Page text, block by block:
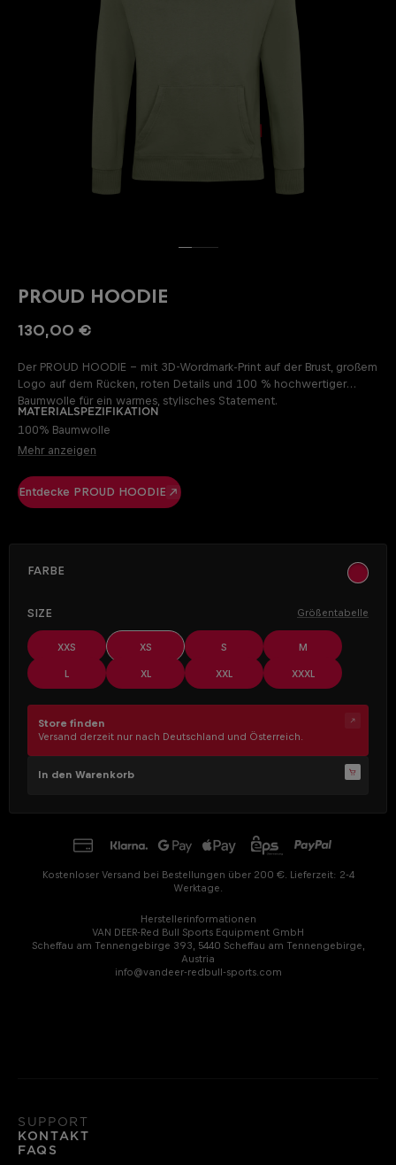
PROUD HOODIE
130,00 €
Der PROUD HOODIE – mit 3D-Wordmark-Print auf der Brust, großem
Logo auf dem Rücken, roten Details und 100 % hochwertiger
Baumwolle für ein warmes, stylisches Statement.
Materialspezifikation
100% Baumwolle
Mehr anzeigen
Entdecke PROUD HOODIE
Farbe khaki
Size Größentabelle
XXS XS S M
L XL XXL XXXL
Store finden
Versand derzeit nur nach Deutschland und Österreich.
In den Warenkorb
Kostenloser Versand bei Bestellungen über 200 €. Lieferzeit: 2-4
Werktage.
Herstellerinformationen
VAN DEER-Red Bull Sports Equipment GmbH
Scheffau am Tennengebirge 393, 5440 Scheffau am Tennengebirge,
Austria
info@vandeer-redbull-sports.com